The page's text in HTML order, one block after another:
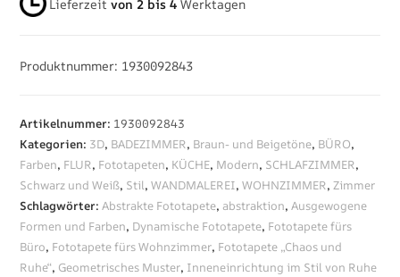
Lieferzeitvon 2 bis 4 Werktagen
Produktnummer: 1930092843
Artikelnummer: 1930092843
Kategorien: 3D, BADEZIMMER, Braun- und Beigetöne, BÜRO,
Farben, FLUR, Fototapeten, KÜCHE, Modern, SCHLAFZIMMER,
Schwarz und Weiß, Stil,WANDMALEREI,WOHNZIMMER,Zimmer
Schlagwörter:Abstrakte Fototapete, abstraktion,Ausgewogene
Formen und Farben, Dynamische Fototapete, Fototapete fürs
Büro, Fototapete fürs Wohnzimmer, Fototapete „Chaos und
Ruhe“, Geometrisches Muster, Inneneinrichtung im Stil von Ruhe